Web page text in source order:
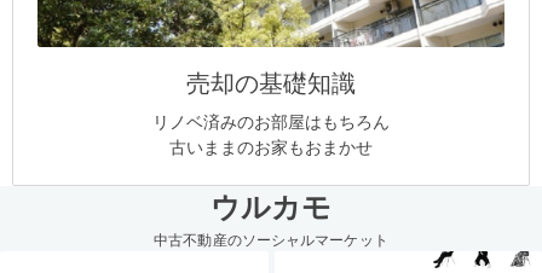
売却の基礎知識
リノベ済みのお部屋はもちろん
古いままのお家もおまかせ
ウルカモ
中古不動産のソーシャルマーケット